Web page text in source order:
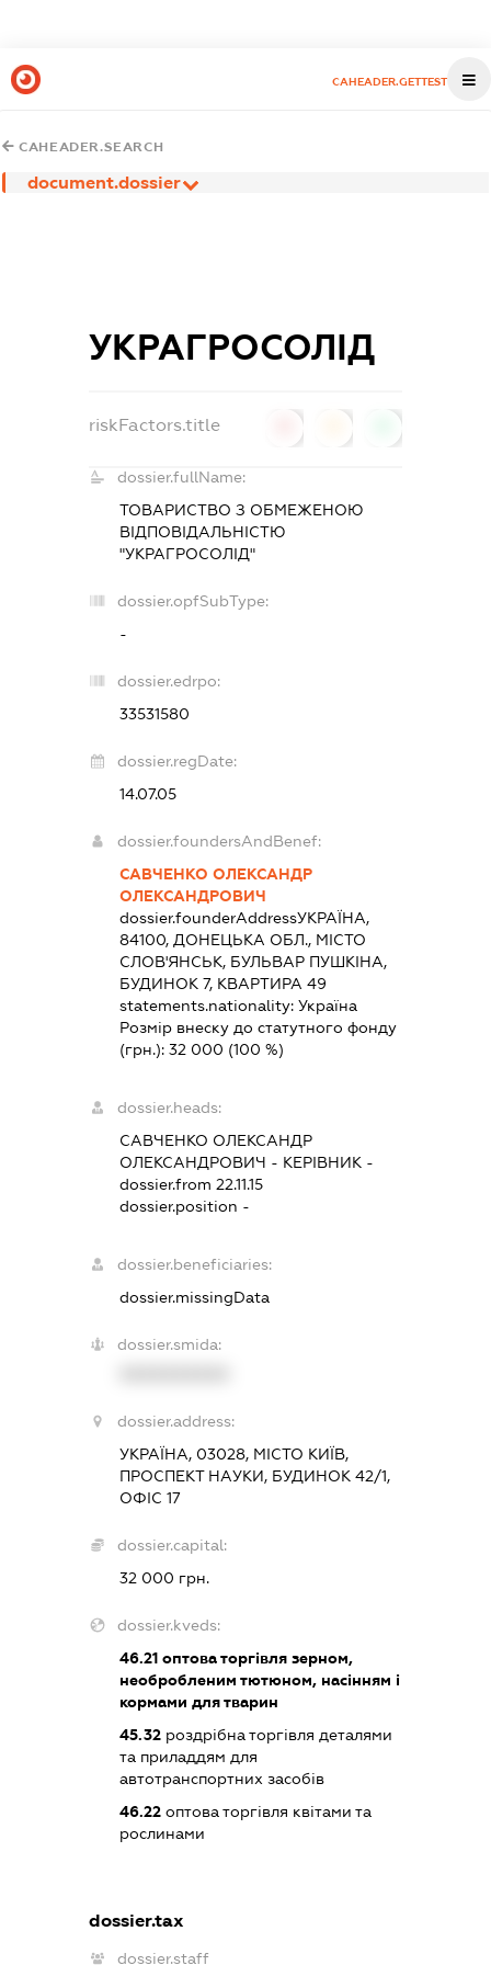
CAHEADER.GETTEST
CAHEADER.SEARCH
document.dossier
УКРАГРОСОЛІД
riskFactors.title
dossier.fullName:
ТОВАРИСТВО З ОБМЕЖЕНОЮ
ВІДПОВІДАЛЬНІСТЮ
"УКРАГРОСОЛІД"
dossier.opfSubType:
-
dossier.edrpo:
33531580
dossier.regDate:
14.07.05
dossier.foundersAndBenef:
САВЧЕНКО ОЛЕКСАНДР
ОЛЕКСАНДРОВИЧ
dossier.founderAddressУКРАЇНА,
84100, ДОНЕЦЬКА ОБЛ., МІСТО
СЛОВ'ЯНСЬК, БУЛЬВАР ПУШКІНА,
БУДИНОК 7, КВАРТИРА 49
statements.nationality:Україна
Розмір внеску до статутного фонду
(грн.):32 000 (100 %)
dossier.heads:
САВЧЕНКО ОЛЕКСАНДР
ОЛЕКСАНДРОВИЧ - КЕРІВНИК -
dossier.from 22.11.15
dossier.position -
dossier.beneficiaries:
dossier.missingData
dossier.smida:
dossier.address:
УКРАЇНА, 03028, МІСТО КИЇВ,
ПРОСПЕКТ НАУКИ, БУДИНОК 42/1,
ОФІС 17
dossier.capital:
32 000 грн.
dossier.kveds:
46.21 оптова торгівля зерном,
необробленим тютюном, насінням і
кормами для тварин
45.32 роздрібна торгівля деталями
та приладдям для
автотранспортних засобів
46.22 оптова торгівля квітами та
рослинами
dossier.tax
dossier.staff